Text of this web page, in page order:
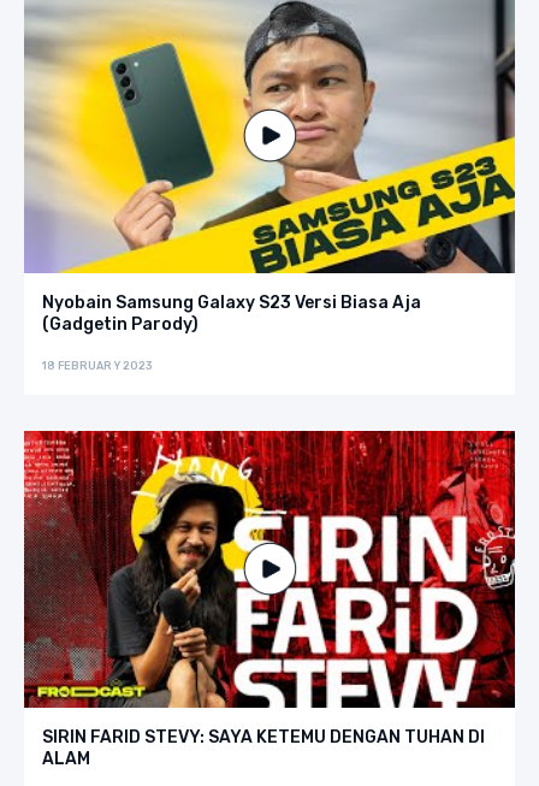
Nyobain Samsung Galaxy S23 Versi Biasa Aja
(Gadgetin Parody)
18 FEBRUARY 2023
SIRIN FARID STEVY: SAYA KETEMU DENGAN TUHAN DI
ALAM